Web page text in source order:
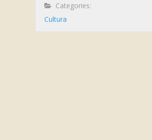
Categories:
Cultura